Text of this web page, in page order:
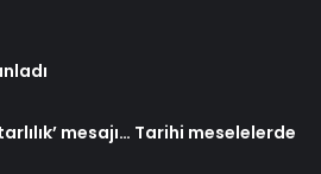
mesajı… Tarihi meselelerde